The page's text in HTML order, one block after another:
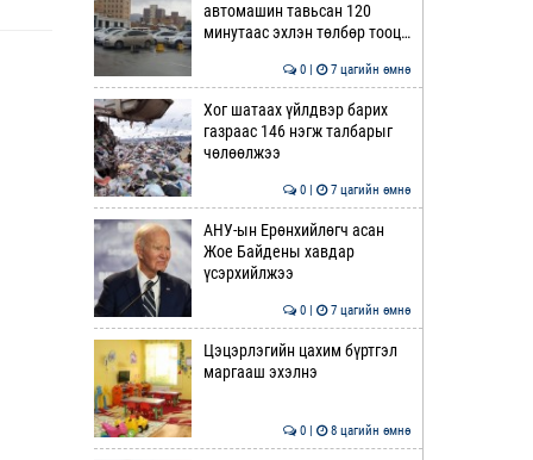
автомашин тавьсан 120
минутаас эхлэн төлбөр тооц…
0 | 7 цагийн өмнө
Хог шатаах үйлдвэр барих
газраас 146 нэгж талбарыг
чөлөөлжээ
0 | 7 цагийн өмнө
АНУ-ын Ерөнхийлөгч асан
Жое Байдены хавдар
үсэрхийлжээ
0 | 7 цагийн өмнө
Цэцэрлэгийн цахим бүртгэл
маргааш эхэлнэ
0 | 8 цагийн өмнө